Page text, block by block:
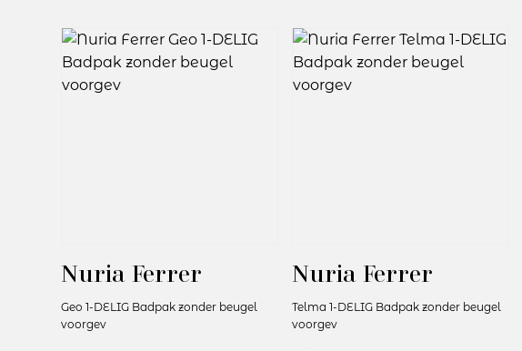
Nuria Ferrer
Geo 1-DELIG Badpak zonder beugel
voorgev
Nuria Ferrer
Telma 1-DELIG Badpak zonder beugel
voorgev